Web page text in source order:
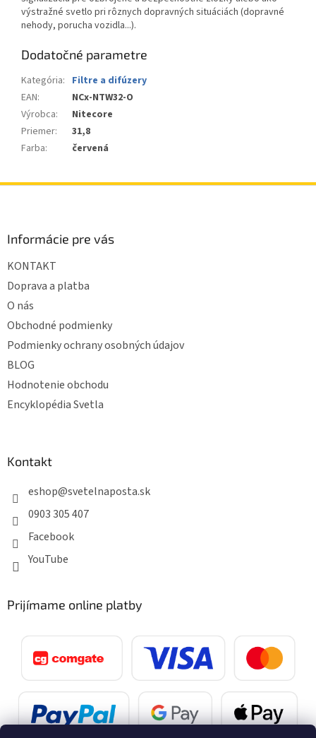
výstražné svetlo pri rôznych dopravných situáciách (dopravné
nehody, porucha vozidla...).
Dodatočné parametre
Kategória: Filtre a difúzery
EAN:
NCx-NTW32-O
Výrobca:
Nitecore
Priemer:
31,8
Farba: červená
Informácie pre vás
KONTAKT
Doprava a platba
O nás
Obchodné podmienky
Podmienky ochrany osobných údajov
BLOG
Hodnotenie obchodu
Encyklopédia Svetla
Kontakt
eshop@svetelnaposta.sk
0903 305 407
Facebook
YouTube
Prijímame online platby